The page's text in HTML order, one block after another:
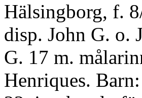
Hälsingborg, f.
disp. John G. o.
G. 17 m.
Henriques.